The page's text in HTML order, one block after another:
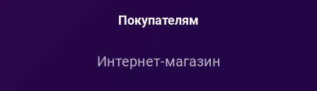
Покупателям
Интернет-магазин